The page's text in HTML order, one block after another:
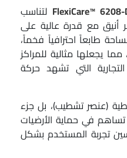
FlexiCare™ لتناسب
أنيق مع قدرة عالية على
طابعاً احترافياً فخماً،
يجعلها مثالية للمراكز
التي تشهد حركة
(عنصر تشطيب)، بل جزء
في حماية الأرضيات
تجربة المستخدم بشكل